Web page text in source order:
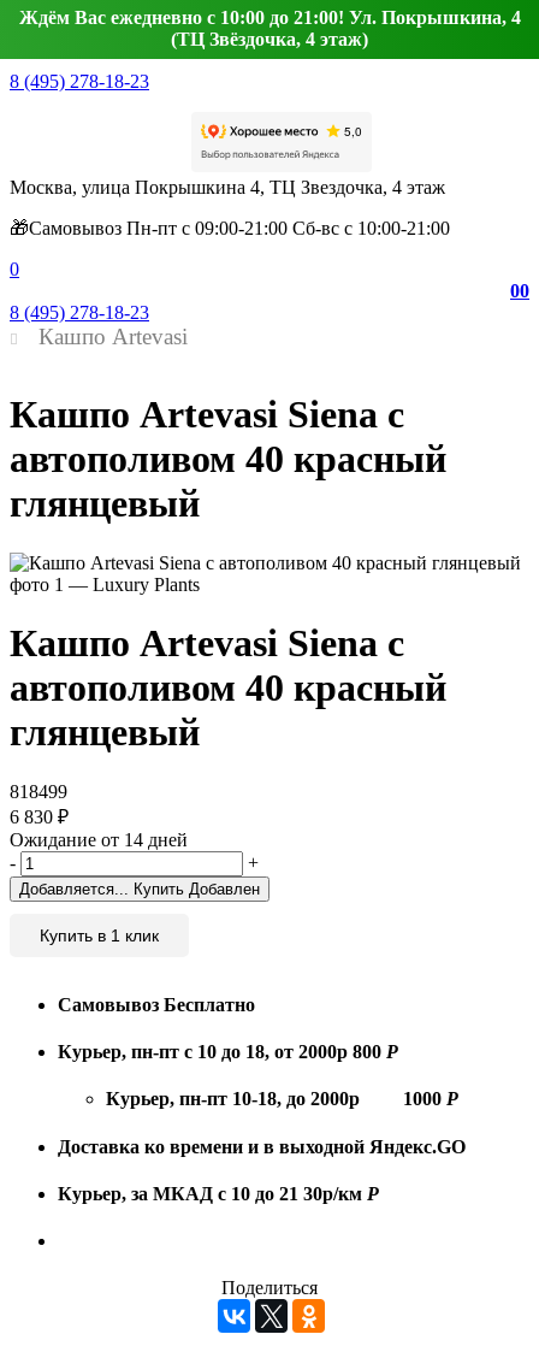
Ждём Вас ежедневно с 10:00 до 21:00! Ул. Покрышкина, 4
(ТЦ Звёздочка, 4 этаж)
8 (495) 278-18-23
Москва, улица Покрышкина 4, ТЦ Звездочка, 4 этаж
🎁Самовывоз Пн-пт с 09:00-21:00 Сб-вс с 10:00-21:00
0
00
8 (495) 278-18-23
Кашпо Artevasi
Кашпо Artevasi Siena с
автополивом 40 красный
глянцевый
Кашпо Artevasi Siena с
автополивом 40 красный
глянцевый
818499
6 830 ₽
Ожидание от 14 дней
-
+
Добавляется... Купить Добавлен
Купить в 1 клик
Самовывоз Бесплатно
Курьер, пн-пт с 10 до 18, от 2000р 800 Р
Курьер, пн-пт 10-18, до 2000р 1000 Р
Доставка ко времени и в выходной Яндекс.GO
Курьер, за МКАД с 10 до 21 30р/км Р
Поделиться